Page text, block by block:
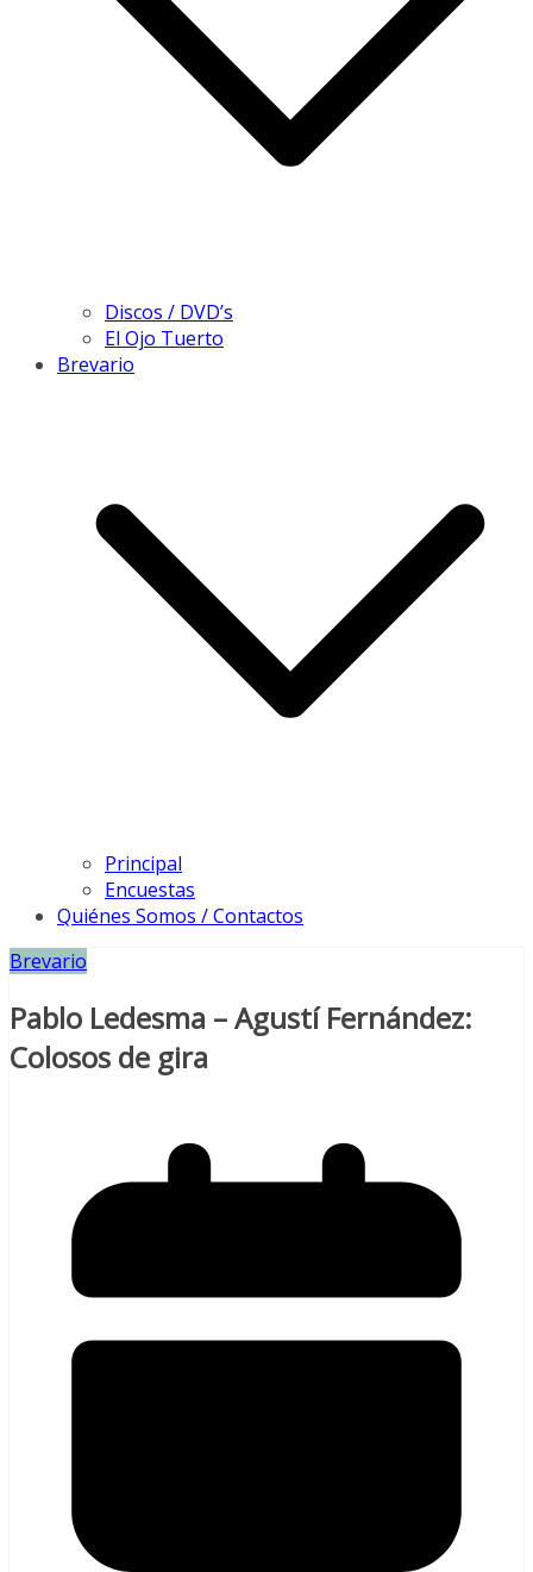
Discos / DVD’s
El Ojo Tuerto
Brevario
Principal
Encuestas
Quiénes Somos / Contactos
Brevario
Pablo Ledesma – Agustí Fernández:
Colosos de gira